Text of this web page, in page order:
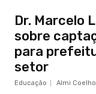
Dr. Marcelo
sobre
para
setor
Educação Almi Coelho